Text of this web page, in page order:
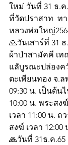
ใหม่ วันที่ 31 ธ.
ที่วัดปราสาท  ท
หลวงพ่อใหญ่
🙏วันเสาร์ที่ 31
ผ้าป่าสามัคคี เ
แลับูรณะปล่องค
ตะเพียนทอง จ.ล
09:30 น. เป็นต้น
10:00 น. พระส
เวลา 11:00 น.
สงฆ์ เวลา
🙏วันที่ 31ธ.ค